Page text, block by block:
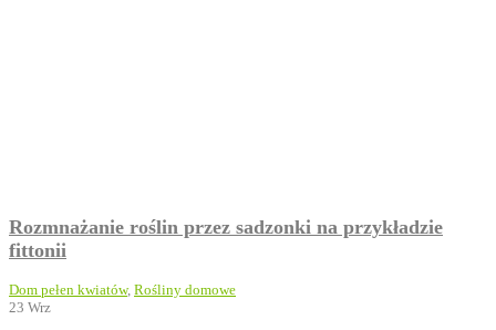
Rozmnażanie roślin przez sadzonki na przykładzie
fittonii
Dom pełen kwiatów, Rośliny domowe
23 Wrz